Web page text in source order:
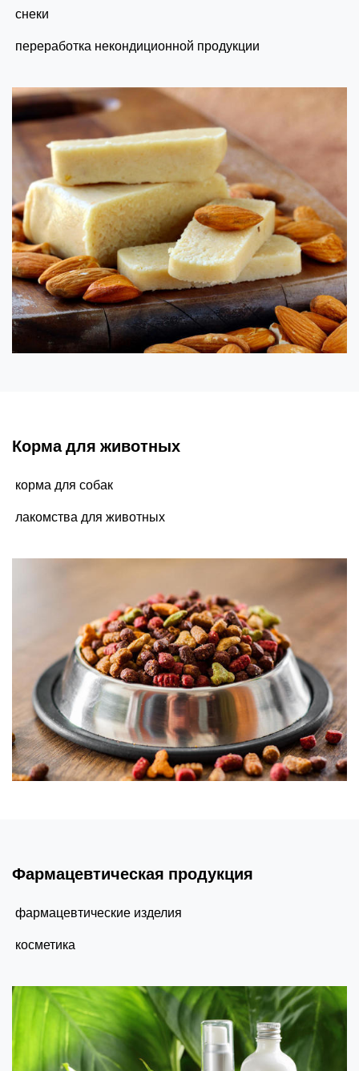
снеки
переработка некондиционной продукции
Корма для животных
корма для собак
лакомства для животных
Фармацевтическая продукция
фармацевтические изделия
косметика